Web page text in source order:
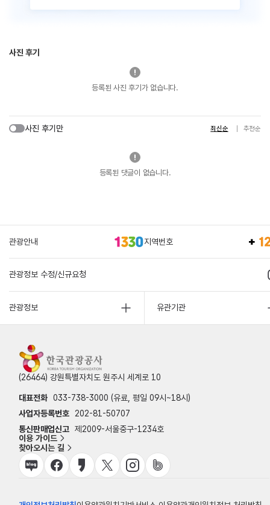
사진 후기
등록된 사진 후기가 없습니다.
사진 후기만 최신순 추천순
등록된 댓글이 없습니다.
관광안내 지역번호
관광정보 수정/신규요청
관광정보 유관기관
(26464) 강원특별자치도 원주시 세계로 10
대표전화 033-738-3000 (유료, 평일 09시~18시)
사업자등록번호
202-81-50707
통신판매업신고 제2009-서울중구-1234호
이용 가이드
찾아오시는 길